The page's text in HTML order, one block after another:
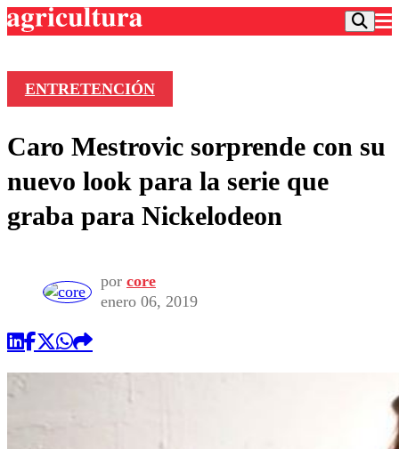
Frecuencias
Agricultura TV
Deportes
Colo Colo
Seleccion Chilena
Entretención
Economía
Publicaciones en medios
Opinión
ENTRETENCIÓN
Caro Mestrovic sorprende con su
nuevo look para la serie que
graba para Nickelodeon
por core
enero 06, 2019